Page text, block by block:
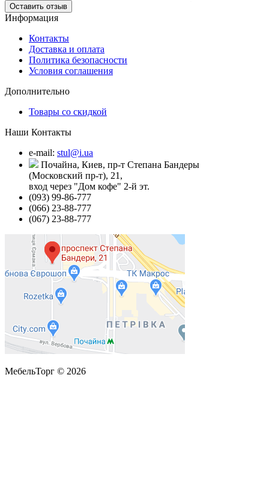
Оставить отзыв
Информация
Контакты
Доставка и оплата
Политика безопасности
Условия соглашения
Дополнительно
Товары со скидкой
Наши Контакты
e-mail: stul@i.ua
Почайна, Киев, пр-т Степана Бандеры
(Московский пр-т), 21,
вход через "Дом кофе" 2-й эт.
(093) 99-86-777
(066) 23-88-777
(067) 23-88-777
МебельТорг © 2026